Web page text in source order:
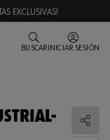
EXCLUSIVAS!
BUSCAR INICIAR SESIÓN